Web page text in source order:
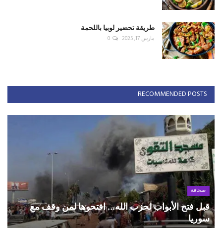
طريقة تحضير لوبيا باللحمة
مارس 17, 2025 0
RECOMMENDED POSTS
صحافة
قبل فتح الأبواب لحزب الله... افتحوها لمن وقف مع
سوريا